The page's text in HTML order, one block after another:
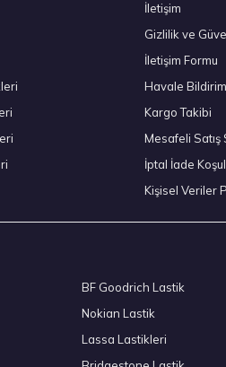
F1 Asymmetric 6 FP 2024
İletişim
Gizlilik ve
İletişim Formu
Havale
Kargo Takibi
Mesafeli Satış
İptal İade
Kişisel Veriler
BF Goodrich Lastik
Nokian Lastik
Lassa Lastikleri